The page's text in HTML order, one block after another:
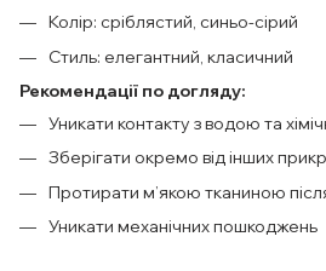
Колір: сріблястий, синьо-сірий
Стиль: елегантний, класичний
Рекомендації по догляду:
Уникати контакту з водою та
Зберігати окремо від інших
Протирати м’якою тканиною
Уникати механічних пошкоджень